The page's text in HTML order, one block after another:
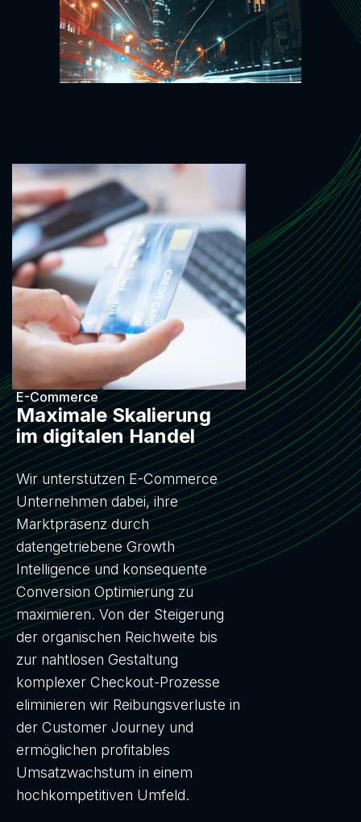
E-Commerce
Maximale Skalierung
im digitalen Handel
Wir unterstützen E-Commerce
Unternehmen dabei, ihre
Marktpräsenz durch
datengetriebene Growth
Intelligence und konsequente
Conversion Optimierung zu
maximieren. Von der Steigerung
der organischen Reichweite bis
zur nahtlosen Gestaltung
komplexer Checkout-Prozesse
eliminieren wir Reibungsverluste in
der Customer Journey und
ermöglichen profitables
Umsatzwachstum in einem
hochkompetitiven Umfeld.